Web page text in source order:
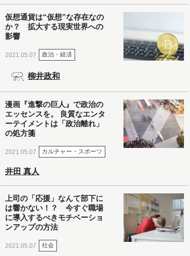
仮想通貨は“仮想”な存在なの
か？ 拡大する現実世界への
影響
2021.05.07 政治・経済
柳井政和
漫画『進撃の巨人』で政治の
エッセンスを。 良質なエンタ
ーテイメントは「政治離れ」
の処方箋
2021.05.07 カルチャー・スポーツ
井田 真人
上司の「応援」なんて部下に
は響かない！？ 今すぐ職場
に導入するべきモチベーショ
ンアップの方法
2021.05.07 社会